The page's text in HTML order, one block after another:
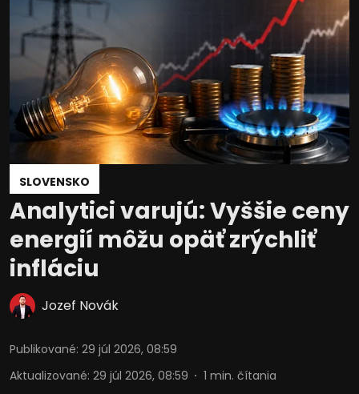
SLOVENSKO
Analytici varujú: Vyššie ceny
energií môžu opäť zrýchliť
infláciu
Jozef Novák
Publikované: 29 júl 2026, 08:59
Aktualizované: 29 júl 2026, 08:59 1 min. čítania